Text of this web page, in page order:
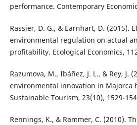
performance. Contemporary
Rassier, D. G., & Earnhart, D. (2015).
environmental regulation on actual
profitability. Ecological Economics,
Razumova, M., Ibáñez, J. L., & Rey, J.
environmental innovation in Majorca
Sustainable Tourism, 23(10), 1529-
Rennings, K., & Rammer, C. (2010).